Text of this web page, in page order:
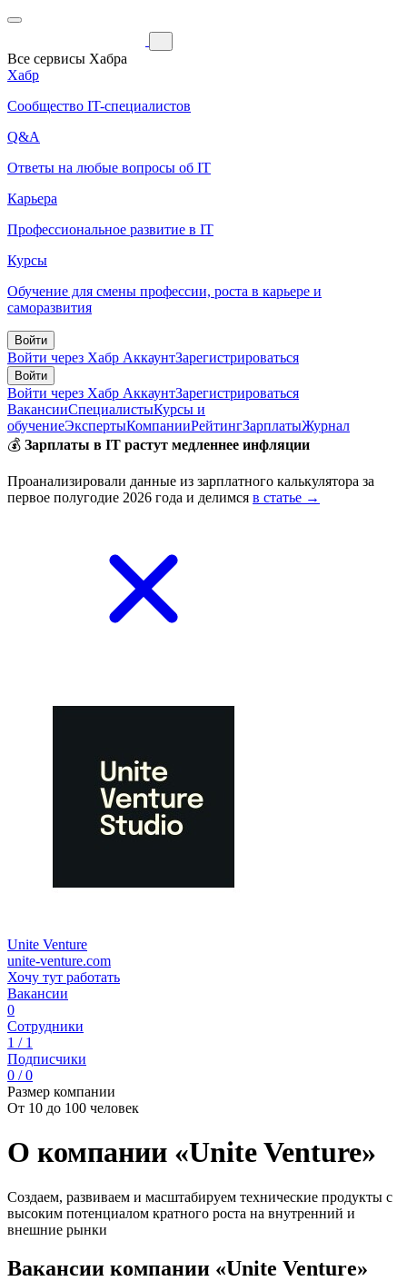
Все сервисы Хабра
Хабр
Сообщество IT-специалистов
Q&A
Ответы на любые вопросы об IT
Карьера
Профессиональное развитие в IT
Курсы
Обучение для смены профессии, роста в карьере и
саморазвития
Войти
Войти через Хабр АккаунтЗарегистрироваться
Войти
Войти через Хабр АккаунтЗарегистрироваться
ВакансииСпециалистыКурсы и
обучениеЭкспертыКомпанииРейтингЗарплатыЖурнал
💰 Зарплаты в IT растут медленнее инфляции
Проанализировали данные из зарплатного калькулятора за
первое полугодие 2026 года и делимся в статье →
Unite Venture
unite-venture.com
Хочу тут работать
Вакансии
0
Сотрудники
1 / 1
Подписчики
0 / 0
Размер компании
От 10 до 100 человек
О компании «Unite Venture»
Cоздаем, развиваем и масштабируем технические продукты с
высоким потенциалом кратного роста на внутренний и
внешние рынки
Вакансии компании «Unite Venture»